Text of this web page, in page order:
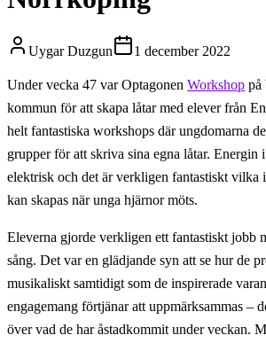
Uygar Duzgun 1 december 2022
Under vecka 47 var Optagonen Workshop på
kommun för att skapa låtar med elever från
helt fantastiska workshops där ungdomarna
grupper för att skriva sina egna låtar. Energin
elektrisk och det är verkligen fantastiskt vilka
kan skapas när unga hjärnor möts.
Eleverna gjorde verkligen ett fantastiskt jobb
sång. Det var en glädjande syn att se hur de
musikaliskt samtidigt som de inspirerade
engagemang förtjänar att uppmärksammas –
över vad de har åstadkommit under veckan.